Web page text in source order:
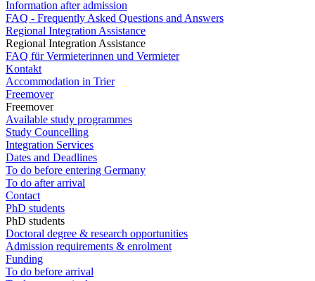
Information after admission
FAQ - Frequently Asked Questions and Answers
Regional Integration Assistance
Regional Integration Assistance
FAQ für Vermieterinnen und Vermieter
Kontakt
Accommodation in Trier
Freemover
Freemover
Available study programmes
Study Councelling
Integration Services
Dates and Deadlines
To do before entering Germany
To do after arrival
Contact
PhD students
PhD students
Doctoral degree & research opportunities
Admission requirements & enrolment
Funding
To do before arrival